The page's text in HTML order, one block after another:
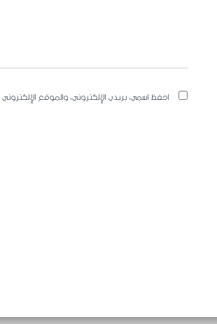
احفظ اسمي، بريدي الإلكتروني، والموقع